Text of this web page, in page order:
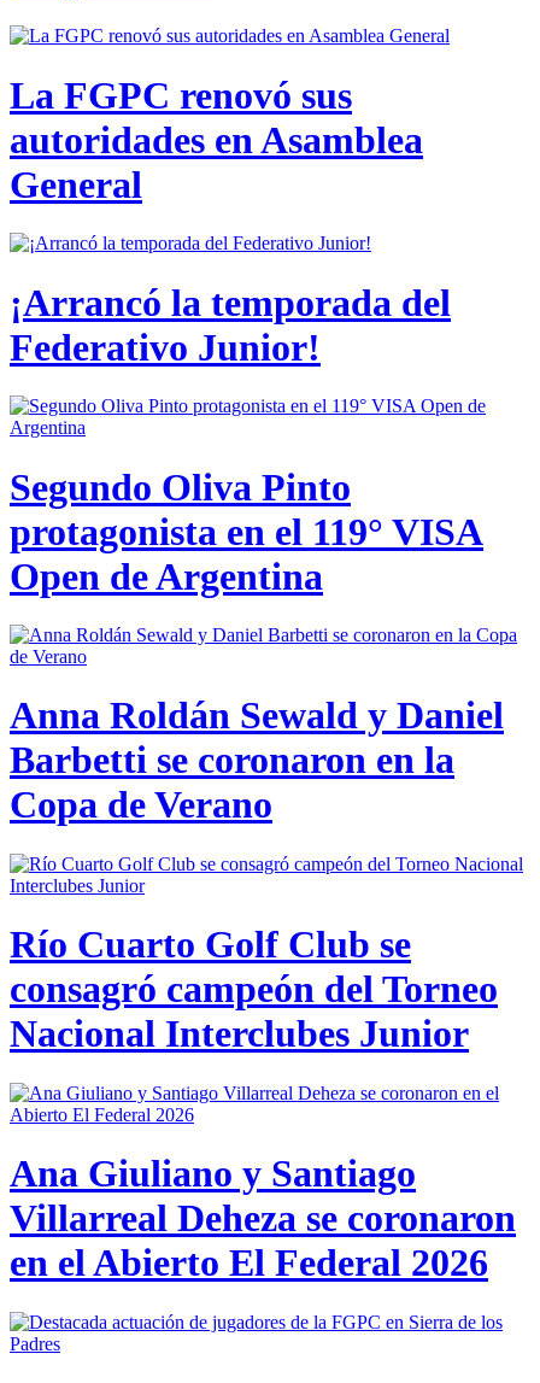
La FGPC renovó sus
autoridades en Asamblea
General
¡Arrancó la temporada del
Federativo Junior!
Segundo Oliva Pinto
protagonista en el 119° VISA
Open de Argentina
Anna Roldán Sewald y Daniel
Barbetti se coronaron en la
Copa de Verano
Río Cuarto Golf Club se
consagró campeón del Torneo
Nacional Interclubes Junior
Ana Giuliano y Santiago
Villarreal Deheza se coronaron
en el Abierto El Federal 2026